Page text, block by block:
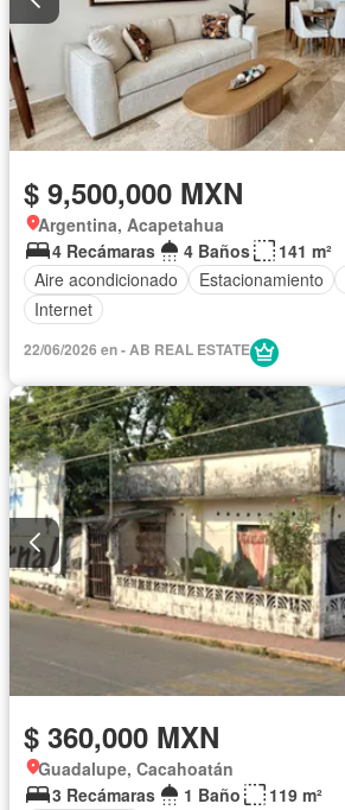
$ 9,500,000 MXN
Argentina, Acapetahua
4 Recámaras
4 Baños
141 m²
Aire acondicionado
Estacionamiento
Internet
22/06/2026 en - AB REAL ESTATE
$ 360,000 MXN
Guadalupe, Cacahoatán
3 Recámaras
1 Baño
119 m²